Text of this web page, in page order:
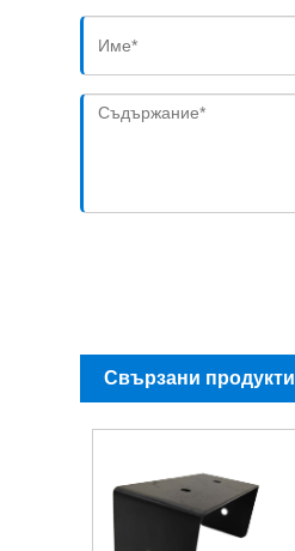
Свързани продукти